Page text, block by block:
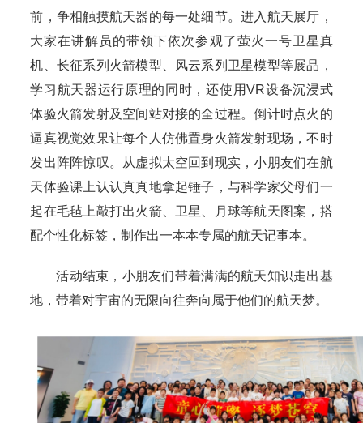
前，争相触摸航天器的每一处细节。进入航天展厅，
大家在讲解员的带领下依次参观了萤火一号卫星真
机、长征系列火箭模型、风云系列卫星模型等展品，
学习航天器运行原理的同时，还使用VR设备沉浸式
体验火箭发射及空间站对接的全过程。倒计时点火的
逼真视觉效果让每个人仿佛置身火箭发射现场，不时
发出阵阵惊叹。从虚拟太空回到现实，小朋友们在航
天体验课上认认真真地拿起锤子，与科学家父母们一
起在毛毡上敲打出火箭、卫星、月球等航天图案，搭
配个性化标签，制作出一本本专属的航天记事本。
活动结束，小朋友们带着满满的航天知识走出基
地，带着对宇宙的无限向往奔向属于他们的航天梦。